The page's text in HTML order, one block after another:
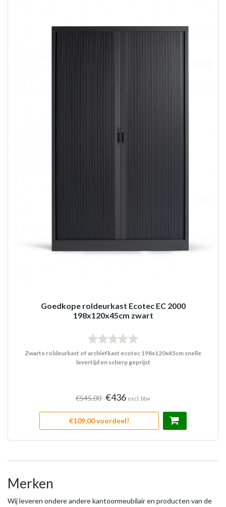
Goedkope roldeurkast Ecotec EC 2000
198x120x45cm zwart
Zwarte roldeurkast of archiefkast ecotec 198x120x45cm snelle
levertijd en scherp geprijst
€545,00 €436 excl. btw
€109,00 voordeel!
Merken
Wij leveren ondere andere kantoormeubilair en producten van de